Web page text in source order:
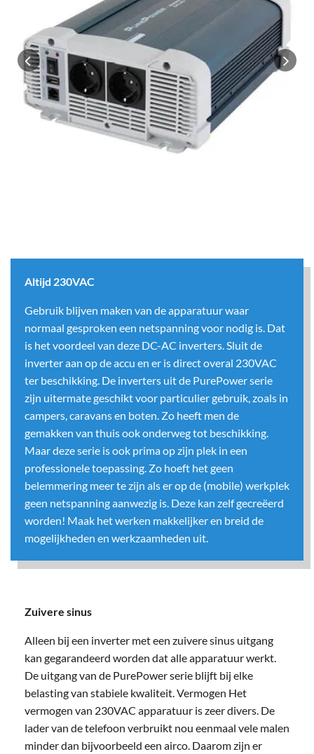
Altijd 230VAC
Gebruik blijven maken van de apparatuur waar
normaal gesproken een netspanning voor nodig is. Dat
is het voordeel van deze DC-AC inverters. Sluit de
inverter aan op de accu en er is direct overal 230VAC
ter beschikking. De inverters uit de PurePower serie
zijn uitermate geschikt voor particulier gebruik, zoals in
campers, caravans en boten. Zo heeft men de
gemakken van thuis ook onderweg tot beschikking.
Maar deze serie is ook prima op zijn plek in een
professionele toepassing. Zo hoeft het geen
belemmering meer te zijn als er op de (mobile) werkplek
geen netspanning aanwezig is. Deze kan zelf gecreëerd
worden! Maak het werken makkelijker en breid de
mogelijkheden en werkzaamheden uit.
Zuivere sinus
Alleen bij een inverter met een zuivere sinus uitgang
kan gegarandeerd worden dat alle apparatuur werkt.
De uitgang van de PurePower serie blijft bij elke
belasting van stabiele kwaliteit. Vermogen Het
vermogen van 230VAC apparatuur is zeer divers. De
lader van de telefoon verbruikt nou eenmaal vele malen
minder dan bijvoorbeeld een airco. Daarom zijn er